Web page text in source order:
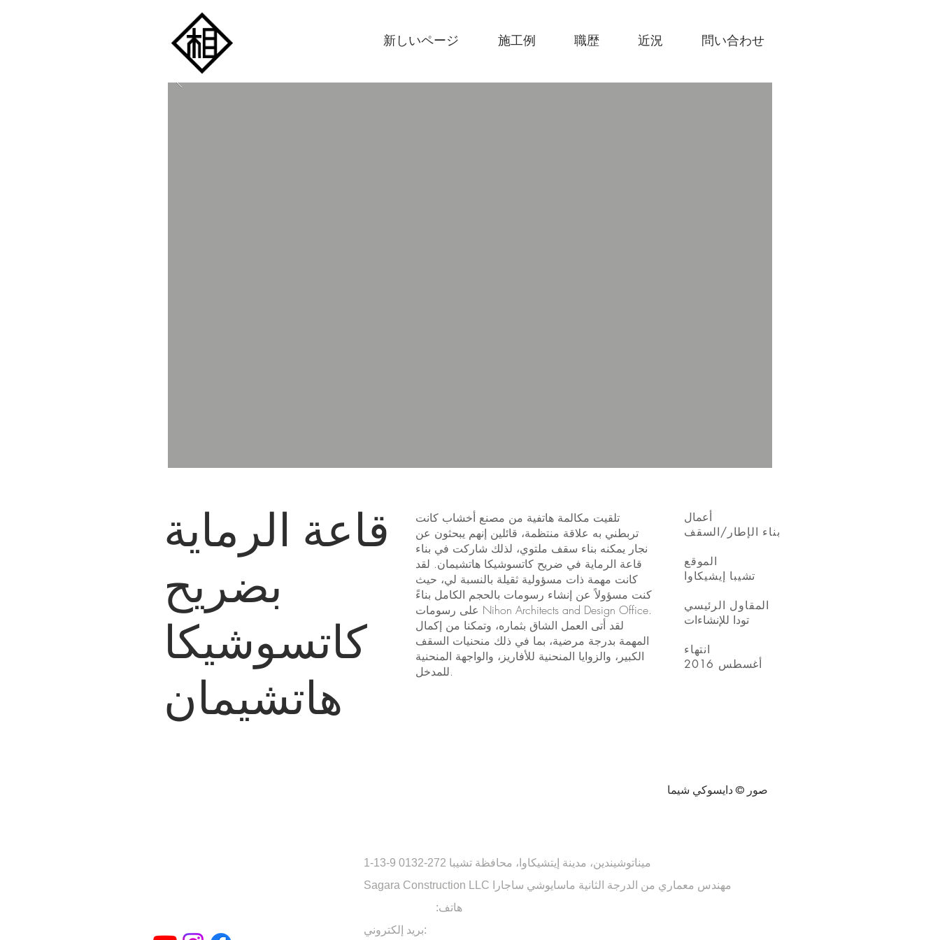
قاعة الرماية
بضريح
كاتسوشيكا
هاتشيمان
تلقيت مكالمة هاتفية من مصنع أخشاب كانت
تربطني به علاقة منتظمة، قائلين إنهم يبحثون عن
نجار يمكنه بناء سقف ملتوي، لذلك شاركت في بناء
قاعة الرماية في ضريح كاتسوشيكا هاتشيمان. لقد
كانت مهمة ذات مسؤولية ثقيلة بالنسبة لي، حيث
كنت مسؤولاً عن إنشاء رسومات بالحجم الكامل بناءً
على رسومات Nihon Architects and Design Office.
لقد أتى العمل الشاق بثماره، وتمكنا من إكمال
المهمة بدرجة مرضية، بما في ذلك منحنيات السقف
الكبير، والزوايا المنحنية للأفاريز، والواجهة المنحنية
للمدخل.
​أعمال
بناء الإطار/السقف
​الموقع
​المقاول الرئيسي
تودا للإنشاءات
انتهاء
أغسطس 2016
صور ©
新しいページ 施工例 職歴 近況 問い合わせ
1-13-9 ميناتوشيندين، مدينة إيتشيكاوا، محافظة تشيبا 272-0132
Sagara Construction LLC مهندس معماري من الدرجة الثانية ماسايوشي ساجارا
هاتف:
بريد إلكتروني: